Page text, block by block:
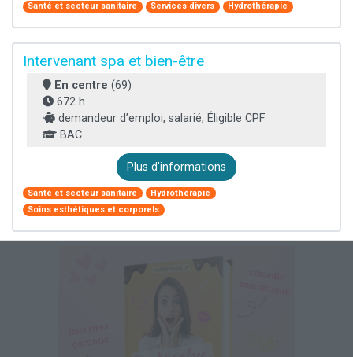
Santé et secteur sanitaire Services divers Hydrothérapie
Intervenant spa et bien-être
En centre (69)
672 h
demandeur d’emploi, salarié, Éligible CPF
BAC
Plus d'informations
Santé et secteur sanitaire
Hydrothérapie
Soins esthétiques et corporels